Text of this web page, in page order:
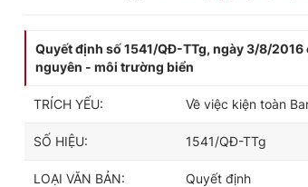
Quyết định số 1541/QĐ-TTg, ngày 3/8/
nguyên - môi trường biển
TRÍCH YẾU: Về việc kiện toàn
SỐ HIỆU: 1541/QĐ-TTg
LOẠI VĂN BẢN: Quyết định